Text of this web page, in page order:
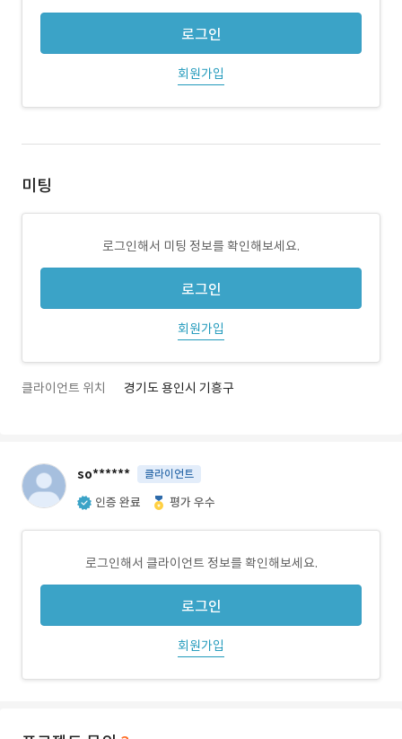
로그인
회원가입
미팅
로그인해서 미팅 정보를 확인해보세요.
로그인
회원가입
클라이언트 위치 경기도 용인시 기흥구
so****** 클라이언트
인증 완료 평가 우수
로그인해서 클라이언트 정보를 확인해보세요.
로그인
회원가입